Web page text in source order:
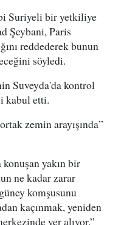
Suriyeli bir yetkiliye
Şeybani, Paris
reddederek bunun
söyledi.
Suveyda'da kontrol
kabul etti.
zemin arayışında”
yakın bir
ne kadar zarar
komşusunu
kaçınmak, yeniden
yer alıyor.”